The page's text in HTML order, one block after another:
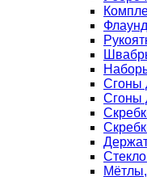
Сгоны
Сгоны
Мётлы,